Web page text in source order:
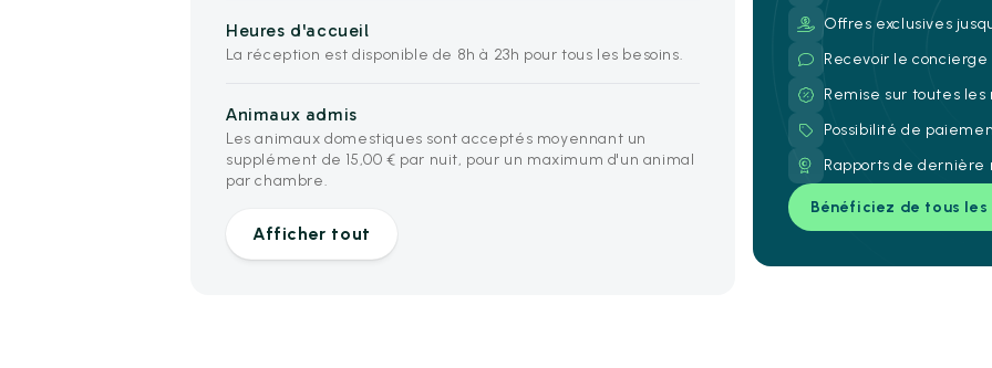
Heures d'accueil
La réception est disponible de 8h à 23h pour tous les besoins.
Animaux admis
Les animaux domestiques sont acceptés moyennant un
supplément de 15,00 € par nuit, pour un maximum d'un animal
par chambre.
Afficher tout
Offres exclusives
Recevoir le
Remise sur toutes
Possibilité de
Rapports de dernière
Bénéficiez de tous